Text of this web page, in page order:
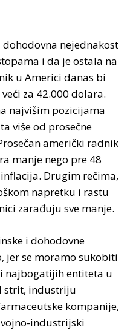
nejednakost
i da je ostala na
u Americi danas bi
za 42.000 dolara.
najvišim pozicijama
više od prosečne
američki radnik
manje nego pre 48
Drugim rečima,
napretku i rastu
zarađuju sve manje.
i dohodovne
jer se moramo sukobiti
najbogatijih entiteta u
strit, industriju
kompanije,
industrijski